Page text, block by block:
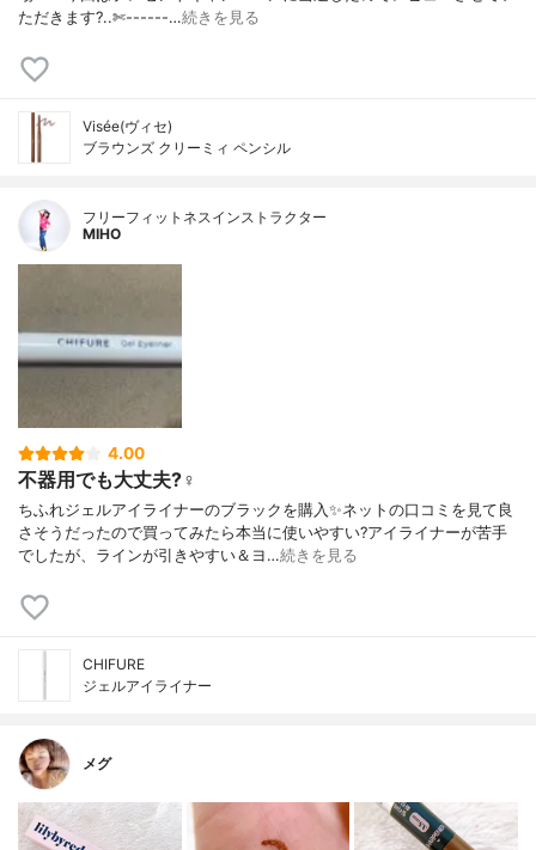
ただきます?..✄------…続きを見る
Visée(ヴィセ)
ブラウンズ クリーミィ ペンシル
フリーフィットネスインストラクター
MIHO
4.00
不器用でも大丈夫?‍♀️
ちふれジェルアイライナーのブラックを購入✨ネットの口コミを見て良
さそうだったので買ってみたら本当に使いやすい?アイライナーが苦手
でしたが、ラインが引きやすい＆ヨ…続きを見る
CHIFURE
ジェルアイライナー
メグ